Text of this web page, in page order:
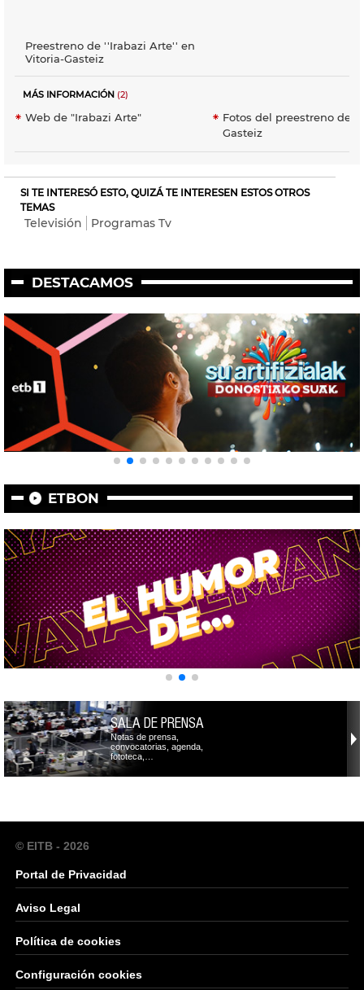
Preestreno de ''Irabazi Arte'' en
Vitoria-Gasteiz
MÁS INFORMACIÓN (2)
Web de "Irabazi Arte"
Fotos del preestreno de
Gasteiz
SI TE INTERESÓ ESTO, QUIZÁ TE INTERESEN ESTOS OTROS
TEMAS
Televisión Programas Tv
DESTACAMOS
ETBON
SALA DE PRENSA
Notas de prensa,
convocatorias, agenda,
fototeca,…
© EITB - 2026
Portal de Privacidad
Aviso Legal
Política de cookies
Configuración cookies